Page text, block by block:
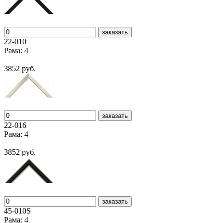
заказать
22-010
Рама: 4
3852 руб.
заказать
22-016
Рама: 4
3852 руб.
заказать
45-010S
Рама: 4